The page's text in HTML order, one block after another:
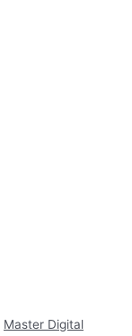
Master Digital